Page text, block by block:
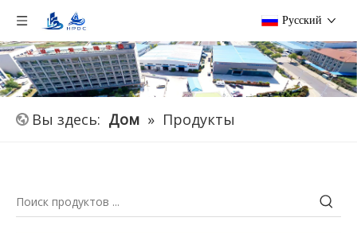
Pусский
Вы здесь: Дом » Продукты